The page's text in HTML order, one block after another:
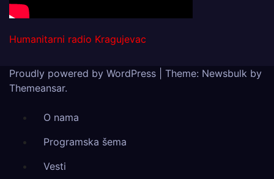
Humanitarni radio Kragujevac
Proudly powered by WordPress Theme: Newsbulk by
Themeansar.
O nama
Programska šema
Vesti